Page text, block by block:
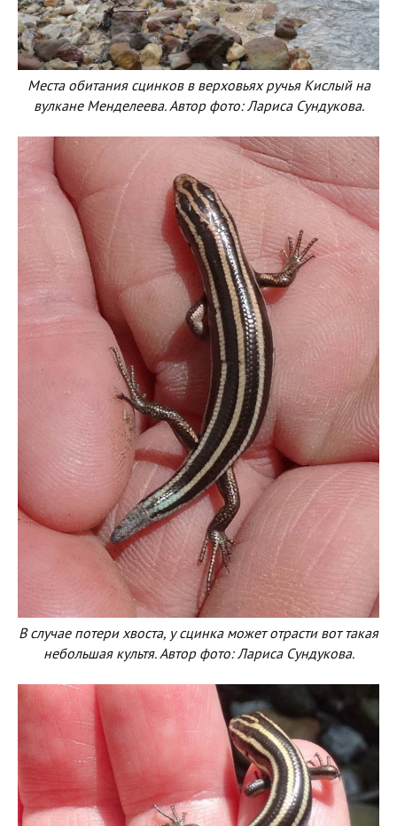
Места обитания сцинков в верховьях ручья Кислый на
вулкане Менделеева. Автор фото: Лариса Сундукова.
В случае потери хвоста, у сцинка может отрасти вот такая
небольшая культя. Автор фото: Лариса Сундукова.